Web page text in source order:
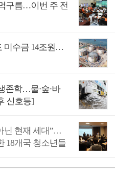
구름…이번 주 전
미수금 14조원…
존학…물·숲·바
신호등]
닌 현재 세대”…
18개국 청소년들